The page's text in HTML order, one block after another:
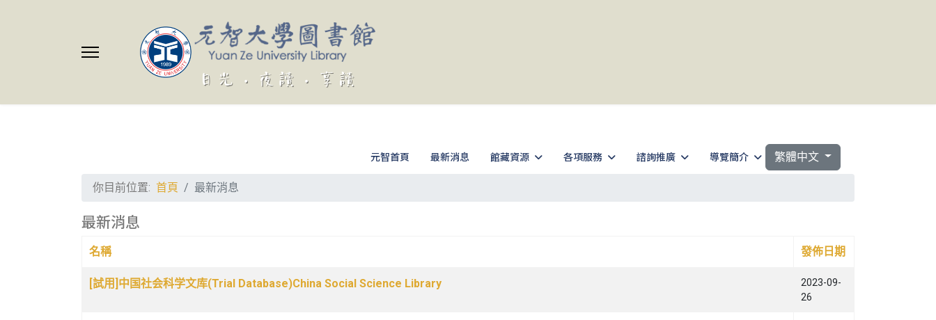
元智首頁 最新消息 館藏資源 各項服務 諮詢推廣 導覽簡介 選擇你的語言
繁體中文
你目前位置: 首頁 最新消息
最新消息
文章列表
名稱 發佈日期
[試用]中国社会科学文库(Trial Database)China Social Science Library
2023-09-
26